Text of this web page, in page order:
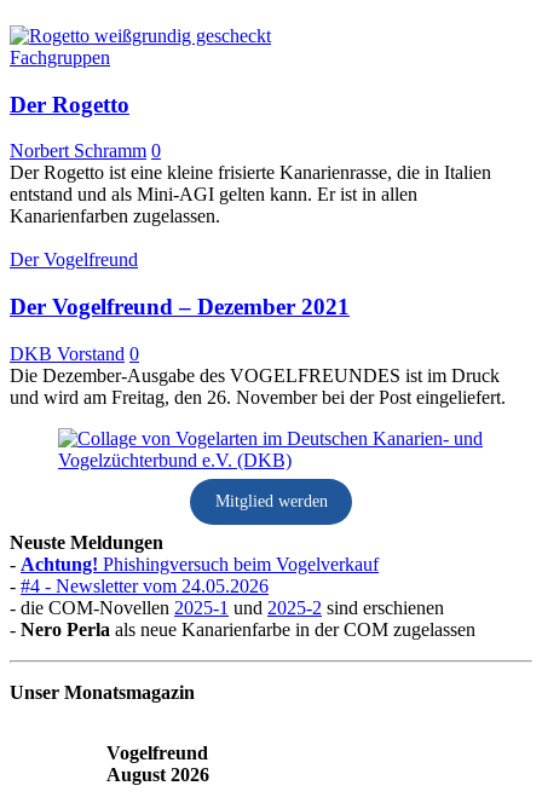
Fachgruppen
Der Rogetto
Norbert Schramm 0
Der Rogetto ist eine kleine frisierte Kanarienrasse, die in Italien
entstand und als Mini-AGI gelten kann. Er ist in allen
Kanarienfarben zugelassen.
Der Vogelfreund
Der Vogelfreund – Dezember 2021
DKB Vorstand 0
Die Dezember-Ausgabe des VOGELFREUNDES ist im Druck
und wird am Freitag, den 26. November bei der Post eingeliefert.
Mitglied werden
Neuste Meldungen
- Achtung! Phishingversuch beim Vogelverkauf
- #4 - Newsletter vom 24.05.2026
- die COM-Novellen 2025-1 und 2025-2 sind erschienen
- Nero Perla als neue Kanarienfarbe in der COM zugelassen
Unser Monatsmagazin
Vogelfreund
August 2026